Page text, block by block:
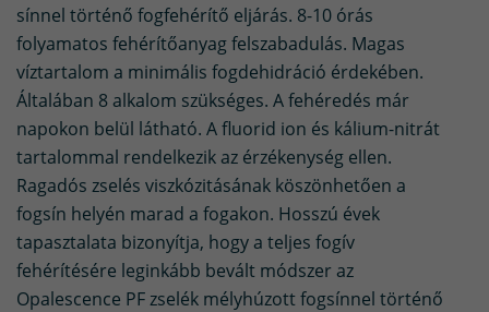
sínnel történő fogfehérítő eljárás. 8-10 órás
folyamatos fehérítőanyag felszabadulás. Magas
víztartalom a minimális fogdehidráció érdekében.
Általában 8 alkalom szükséges. A fehéredés már
napokon belül látható. A fluorid ion és kálium-nitrát
tartalommal rendelkezik az érzékenység ellen.
Ragadós zselés viszkózitásának köszönhetően a
fogsín helyén marad a fogakon. Hosszú évek
tapasztalata bizonyítja, hogy a teljes fogív
fehérítésére leginkább bevált módszer az
Opalescence PF zselék mélyhúzott fogsínnel történő